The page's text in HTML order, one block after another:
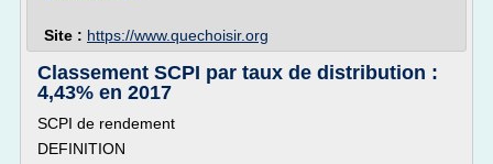
Site : https://www.quechoisir.org
Classement SCPI par taux de distribution :
4,43% en 2017
SCPI de rendement
DEFINITION